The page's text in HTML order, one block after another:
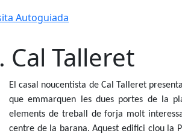
Autoguiada
Cal Talleret
El casal noucentista de Cal Talleret
que emmarquen les dues portes de la
elements de treball de forja molt
centre de la barana. Aquest edifici clou la